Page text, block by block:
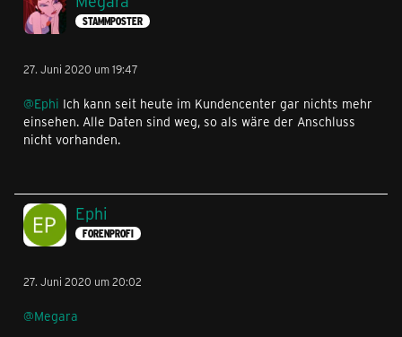
STAMMPOSTER
27. Juni 2020 um 19:47
@Ephi Ich kann seit heute im Kundencenter gar nichts mehr
einsehen. Alle Daten sind weg, so als wäre der Anschluss
nicht vorhanden.
Ephi
FORENPROFI
27. Juni 2020 um 20:02
@Megara